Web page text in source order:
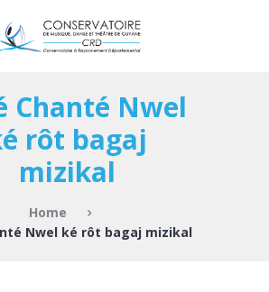
Chanté Nwel
rôt bagaj
mizikal
Home
Nwel ké rôt bagaj mizikal